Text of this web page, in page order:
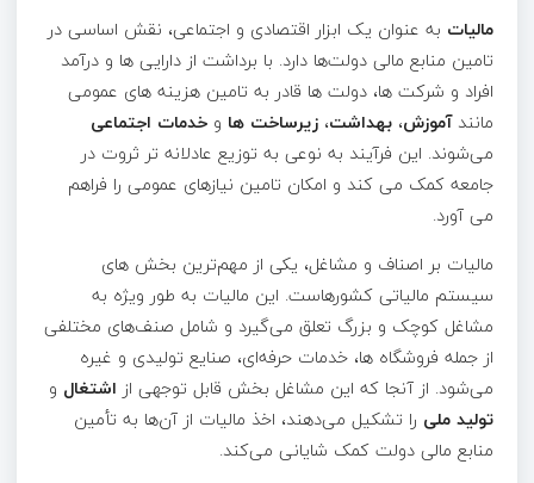
مالیات به عنوان یک ابزار اقتصادی و اجتماعی، نقش اساسی در
تامین منابع مالی دولت‌ها دارد. با برداشت از دارایی‌ ها و درآمد
افراد و شرکت‌ ها، دولت‌ ها قادر به تامین هزینه‌ های عمومی
مانندآموزش، بهداشت، زیرساخت‌ ها و خدمات اجتماعی
می‌شوند. این فرآیند به نوعی به توزیع عادلانه‌ تر ثروت در
جامعه کمک می‌ کند و امکان تامین نیازهای عمومی را فراهم
می‌ آورد.
مالیات بر اصناف و مشاغل، یکی از مهم‌ترین بخش‌ های
سیستم مالیاتی کشورهاست. این مالیات به طور ویژه به
مشاغل کوچک و بزرگ تعلق می‌گیرد و شامل صنف‌های مختلفی
از جمله فروشگاه‌ ها، خدمات حرفه‌ای، صنایع تولیدی و غیره
می‌شود. از آنجا که این مشاغل بخش قابل توجهی از اشتغال و
تولید ملی را تشکیل می‌دهند، اخذ مالیات از آن‌ها به تأمین
منابع مالی دولت کمک شایانی می‌کند.